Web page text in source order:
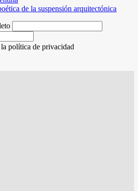
de la suspensión arquitectónica
política de privacidad